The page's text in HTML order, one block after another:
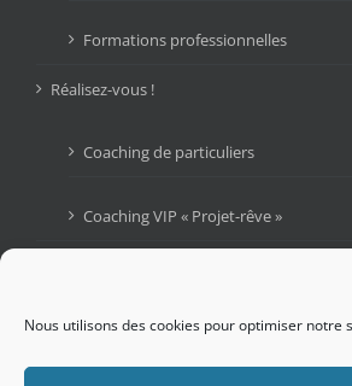
Nous utilisons des cookies pour optimiser notre
Formations professionnelles
Réalisez-vous !
Coaching de particuliers
Coaching VIP « Projet-rêve »
Blogue : Graines d’Audace
Contactez-moi !